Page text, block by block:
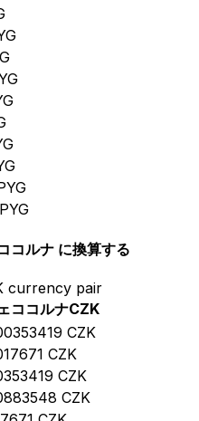
PYG
コルナ に換算する
currency pair
ココルナCZK
CZK
CZK
CZK
CZK